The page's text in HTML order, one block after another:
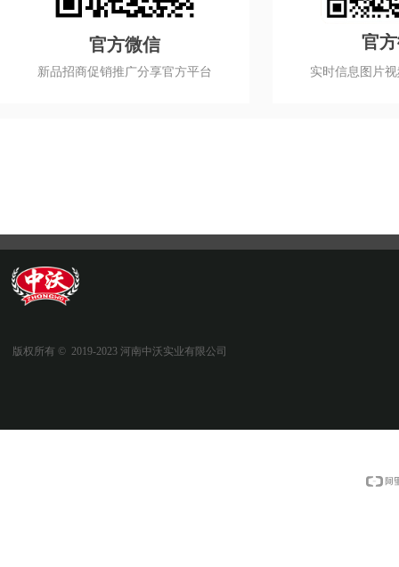
官方微信
新品招商促销推广分享官方平台
官
实时信息图片
版权所有 ©  2019-2023 河南中沃实业有限公司